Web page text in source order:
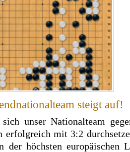
steigt auf!
unser Nationalteam
erfolgreich mit 3:2
der höchsten europäischen